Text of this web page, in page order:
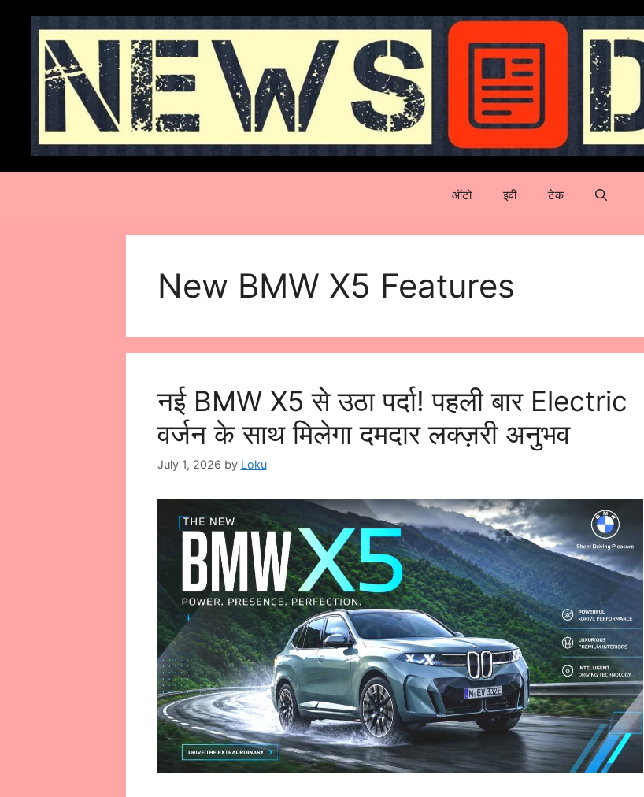
content
ऑटो इवी टेक
New BMW X5 Features
नई BMW X5 से उठा पर्दा! पहली बार Electric
वर्जन के साथ मिलेगा दमदार लक्ज़री अनुभव
July 1, 2026 by Loku